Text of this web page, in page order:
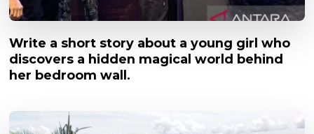
Write a short story about a young girl who
discovers a hidden magical world behind
her bedroom wall.